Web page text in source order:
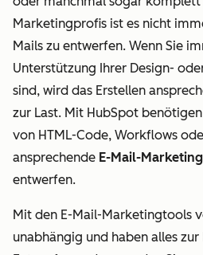
Marketingprofis ist es nicht
Mails zu entwerfen. Wenn Sie
Unterstützung Ihrer Design-
sind, wird das Erstellen
zur Last. Mit HubSpot
von HTML-Code, Workflows
ansprechende E-Mail-
entwerfen.
Mit den E-Mail-Marketingtools
unabhängig und haben alles zur